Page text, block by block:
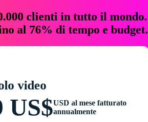
clienti in tutto il mondo.
al 76% di tempo e budget.
video
US$USD al mese fatturato
annualmente